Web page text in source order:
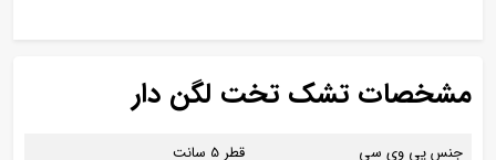
مشخصات تشک تخت لگن دار
جنس پی وی سی
قطر 5 سانت